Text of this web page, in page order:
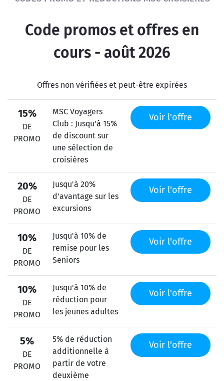
Code promos et offres en
cours - août 2026
Offres non vérifiées et peut-être expirées
15%
DE
PROMO
MSC Voyagers
Club : Jusqu'à 15%
de discount sur
une sélection de
croisières
Voir l'offre
20%
DE
PROMO
Jusqu'à 20%
d'avantage sur les
excursions
Voir l'offre
10%
DE
PROMO
Jusqu'à 10% de
remise pour les
Seniors
Voir l'offre
10%
DE
PROMO
Jusqu'à 10% de
réduction pour
les jeunes adultes
Voir l'offre
5%
DE
PROMO
5% de réduction
additionnelle à
partir de votre
deuxième
Voir l'offre